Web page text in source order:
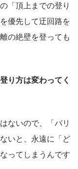
「頂上までの登り
優先して迂回路を
の絶壁を登っても
り方は変わってく
ないので、「バリ
いと、永遠に「ど
ってしまうんです